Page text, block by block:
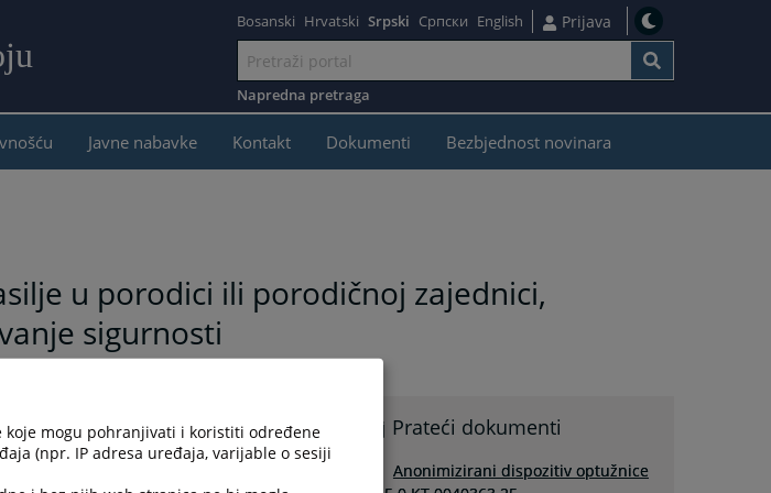
sadržaj
Bosanski Hrvatski Srpski Српски English Prijava
Napredna pretraga
Javne nabavke Kontakt Dokumenti Bezbjednost novinara
u porodici ili porodičnoj zajednici,
sigurnosti
Svako se smatra nevinim dok se
Prateći dokumenti
Anonimizirani dispozitiv optužnice
mogu pohranjivati i koristiti određene
(npr. IP adresa uređaja, varijable o sesiji